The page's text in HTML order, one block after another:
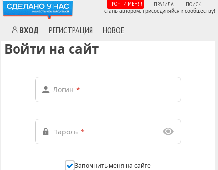
ВХОД РЕГИСТРАЦИЯ НОВОЕ
ПРОЧТИ МЕНЯ! ПРАВИЛА ПОИСК
стань автором. присоединяйся к сообществу!
Войти на сайт
Логин *
Пароль *
Запомнить меня на сайте